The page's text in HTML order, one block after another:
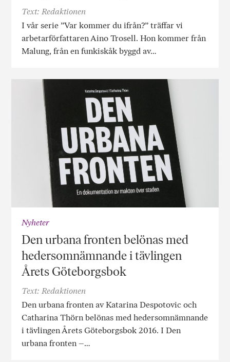
Text: Redaktionen
I vår serie ”Var kommer du ifrån?” träffar vi
arbetarförfattaren Aino Trosell. Hon kommer från
Malung, från en funkiskåk byggd av…
Nyheter
Den urbana fronten belönas med
hedersomnämnande i tävlingen
Årets Göteborgsbok
Text: Redaktionen
Den urbana fronten av Katarina Despotovic och
Catharina Thörn belönas med hedersomnämnande
i tävlingen Årets Göteborgsbok 2016. I Den
urbana fronten –…